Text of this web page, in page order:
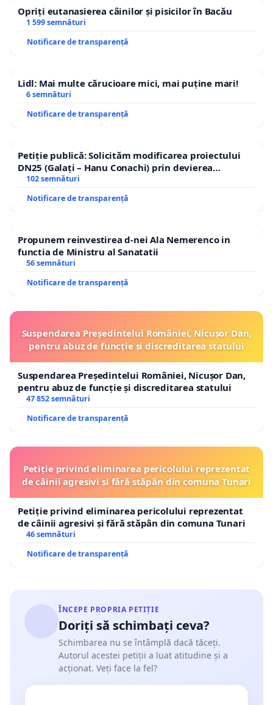
Opriți eutanasierea câinilor și pisicilor în Bacău
1 599 semnături
Notificare de transparență
Lidl: Mai multe cărucioare mici, mai puține mari!
6 semnături
Notificare de transparență
Petiție publică: Solicităm modificarea proiectului
DN25 (Galați – Hanu Conachi) prin devierea
traseului în afara localităților!
102 semnături
Notificare de transparență
Propunem reinvestirea d-nei Ala Nemerenco in
functia de Ministru al Sanatatii
56 semnături
Notificare de transparență
Suspendarea Președintelui României, Nicușor Dan,
pentru abuz de funcție și discreditarea statului
Suspendarea Președintelui României, Nicușor Dan,
pentru abuz de funcție și discreditarea statului
47 852 semnături
Notificare de transparență
Petiție privind eliminarea pericolului reprezentat
de câinii agresivi și fără stăpân din comuna Tunari
Petiție privind eliminarea pericolului reprezentat
de câinii agresivi și fără stăpân din comuna Tunari
46 semnături
Notificare de transparență
ÎNCEPE PROPRIA PETIȚIE
Doriți să schimbați ceva?
Schimbarea nu se întâmplă dacă tăceți.
Autorul acestei petiții a luat atitudine și a
acționat. Veți face la fel?